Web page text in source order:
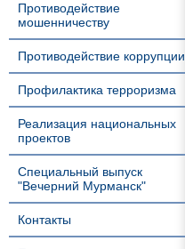
Противодействие
мошенничеству
Противодействие коррупции
Профилактика терроризма
Реализация национальных
проектов
Специальный выпуск
"Вечерний Мурманск"
Контакты